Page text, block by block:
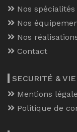
Nos spécialités
Nos
Nos
Contact
SECURITÉ &
Mentions
Politique de